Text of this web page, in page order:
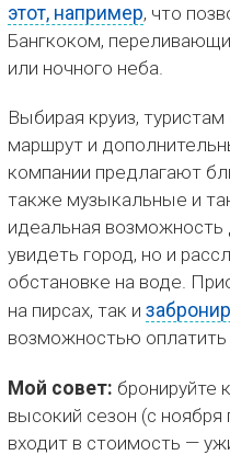
этот, например, что
Бангкоком,
или ночного неба.
Выбирая круиз,
маршрут и
компании предлагают
также музыкальные и
идеальная возможность
увидеть город, но и
обстановке на воде.
на пирсах, так и
возможностью оплатить
Мой совет: бронируйте
высокий сезон (с ноября
входит в стоимость —